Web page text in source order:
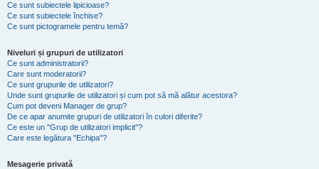
Ce sunt subiectele lipicioase?
Ce sunt subiectele închise?
Ce sunt pictogramele pentru temă?
Niveluri și grupuri de utilizatori
Ce sunt administratorii?
Care sunt moderatorii?
Ce sunt grupurile de utilizatori?
Unde sunt grupurile de utilizatori și cum pot să mă alătur acestora?
Cum pot deveni Manager de grup?
De ce apar anumite grupuri de utilizatori în culori diferite?
Ce este un "Grup de utilizatori implicit"?
Care este legătura "Echipa"?
Mesagerie privată